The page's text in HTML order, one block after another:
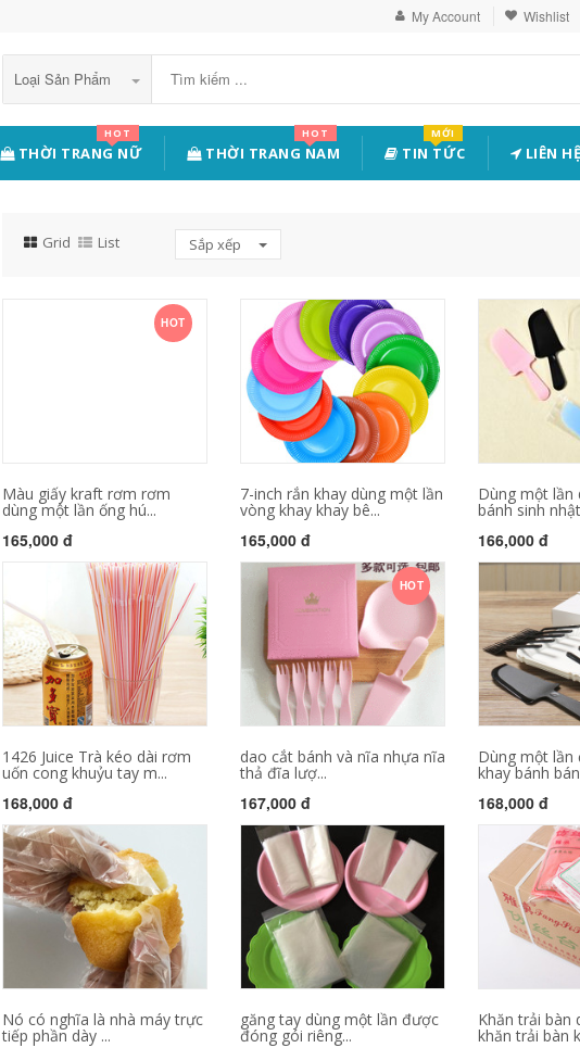
My Account Wishlist
Loại Sản Phẩm
THỜI TRANG NỮ
HOT
THỜI TRANG NAM
HOT
TIN TỨC
MỚI
LIÊN HỆ
Grid List Sắp xếp
HOT
Màu giấy kraft rơm rơm
dùng một lần ống hú...
165,000 đ
7-inch rắn khay dùng một lần
vòng khay khay bê...
165,000 đ
Dùng một lần
bánh sinh
166,000 đ
1426 Juice Trà kéo dài rơm
uốn cong khuỷu tay m...
168,000 đ
HOT
dao cắt bánh và nĩa nhựa nĩa
thả đĩa lượ...
167,000 đ
Dùng một lần
khay bánh
168,000 đ
Nó có nghĩa là nhà máy trực
tiếp phần dày ...
găng tay dùng một lần được
đóng gói riêng...
Khăn trải bàn
khăn trải bàn